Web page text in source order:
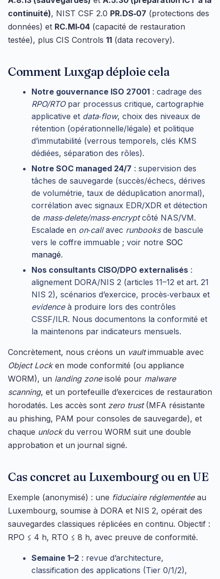
continuité), NIST CSF 2.0 PR.DS‑07 (protections des
données) et RC.MI‑04 (capacité de restauration
testée), plus CIS Controls 11 (data recovery).
Comment Luxgap déploie cela
Notre gouvernance ISO 27001 : cadrage des
RPO/RTOpar processus critique, cartographie
applicative et data‑flow, choix des niveaux de
rétention (opérationnelle/légale) et politique
d’immutabilité (verrous temporels, clés KMS
dédiées, séparation des rôles).
Notre SOC managed 24/7 : supervision des
tâches de sauvegarde (succès/échecs, dérives
de volumétrie, taux de déduplication anormal),
corrélation avec signaux EDR/XDR et détection
de mass‑delete/mass‑encryptcôté NAS/VM.
Escalade en on‑callavec runbooksde bascule
vers le coffre immuable ; voir notre SOC
managé.
Nos consultants CISO/DPO externalisés :
alignement DORA/NIS 2 (articles 11–12 et art. 21
NIS 2), scénarios d’exercice, procès‑verbaux et
evidenceà produire lors des contrôles
CSSF/ILR. Nous documentons la conformité et
la maintenons par indicateurs mensuels.
Concrètement, nous créons un vaultimmuable avec
Object Locken mode conformité (ou appliance
WORM), un landing zoneisolé pour malware
scanning, et un portefeuille d’exercices de restauration
horodatés. Les accès sont zero trust(MFA résistante
au phishing, PAM pour consoles de sauvegarde), et
chaque unlockdu verrou WORM suit une double
approbation et un journal signé.
Cas concret au Luxembourg ou en UE
Exemple (anonymisé) : une fiduciaire réglementéeau
Luxembourg, soumise à DORA et NIS 2, opérait des
sauvegardes classiques réplicées en continu. Objectif :
RPO ≤ 4 h, RTO ≤ 8 h, avec preuve de conformité.
Semaine 1–2 : revue d’architecture,
classification des applications (Tier 0/1/2),